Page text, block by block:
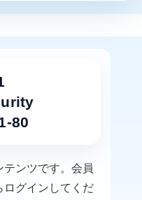
80
テンツです。会員
ログインしてくだ